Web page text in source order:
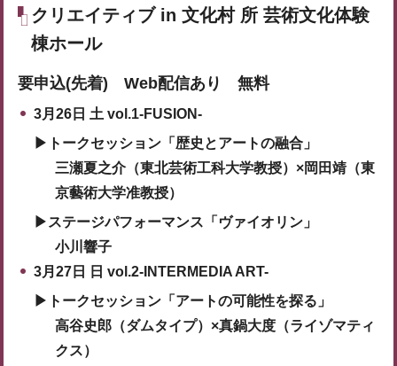
クリエイティブ in 文化村 所 芸術文化体験
棟ホール
要申込(先着) Web配信あり 無料
3月26日 土 vol.1-FUSION-
▶トークセッション「歴史とアートの融合」
三瀬夏之介（東北芸術工科大学教授）×岡田靖（東
京藝術大学准教授）
▶ステージパフォーマンス「ヴァイオリン」
小川響子
3月27日 日 vol.2-INTERMEDIA ART-
▶トークセッション「アートの可能性を探る」
高谷史郎（ダムタイプ）×真鍋大度 （ライゾマティ
クス）